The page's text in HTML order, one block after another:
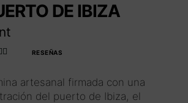
COMPRAR AHORA
COMUNIDAD
HORARIO VERANO
DE IBIZA
de 5
RESEÑAS
artesanal firmada con una
del puerto de Ibiza, el